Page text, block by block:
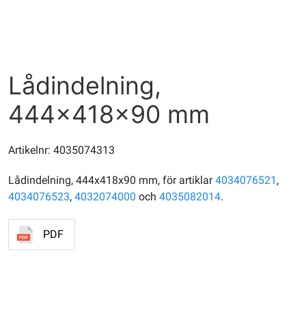
Lådindelning,
444x418x90 mm
Artikelnr: 4035074313
Lådindelning, 444x418x90 mm, för artiklar4034076521 ,
4034076523, 4032074000 och 4035082014.
PDF